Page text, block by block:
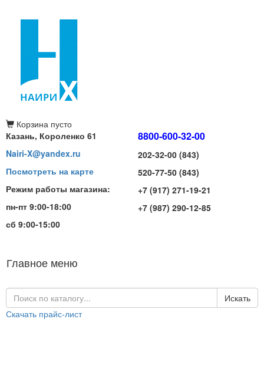
Корзина пусто
Казань, Короленко 61
Nairi-X@yandex.ru
Посмотреть на карте
Режим работы магазина:
пн-пт 9:00-18:00
сб 9:00-15:00
8800-600-32-00
202-32-00 (843)
520-77-50 (843)
+7 (917) 271-19-21
+7 (987) 290-12-85
Главное меню
Искать
Скачать прайс-лист